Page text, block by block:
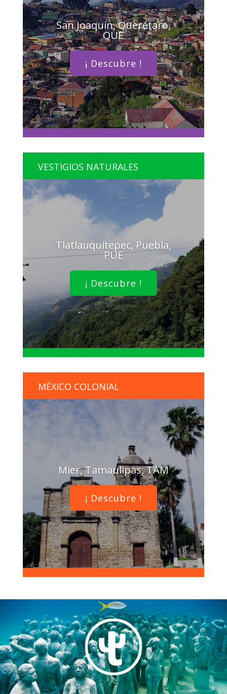
San Joaquín, Querétaro,
QUE
¡ Descubre !
VESTIGIOS NATURALES
Tlatlauquitepec, Puebla,
PUE
¡ Descubre !
MÉXICO COLONIAL
Mier, Tamaulipas, TAM
¡ Descubre !